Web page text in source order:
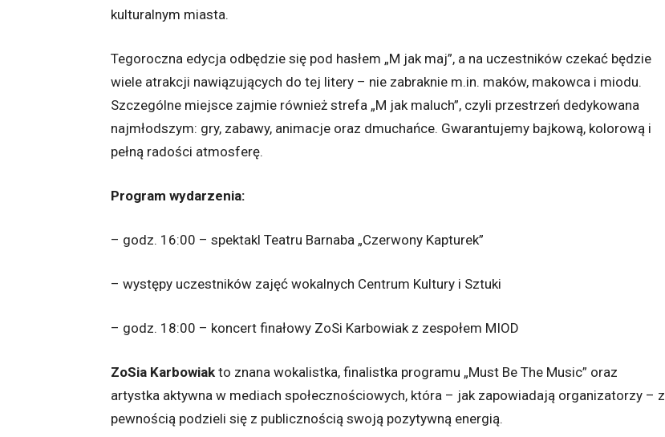
kulturalnym miasta.
Tegoroczna edycja odbędzie się pod hasłem „M jak maj”, a na uczestników czekać będzie
wiele atrakcji nawiązujących do tej litery – nie zabraknie m.in. maków, makowca i miodu.
Szczególne miejsce zajmie również strefa „M jak maluch”, czyli przestrzeń dedykowana
najmłodszym: gry, zabawy, animacje oraz dmuchańce. Gwarantujemy bajkową, kolorową i
pełną radości atmosferę.
Program wydarzenia:
– godz. 16:00 – spektakl Teatru Barnaba „Czerwony Kapturek”
– występy uczestników zajęć wokalnych Centrum Kultury i Sztuki
– godz. 18:00 – koncert finałowy ZoSi Karbowiak z zespołem MIOD
ZoSia Karbowiak to znana wokalistka, finalistka programu „Must Be The Music” oraz
artystka aktywna w mediach społecznościowych, która – jak zapowiadają organizatorzy – z
pewnością podzieli się z publicznością swoją pozytywną energią.